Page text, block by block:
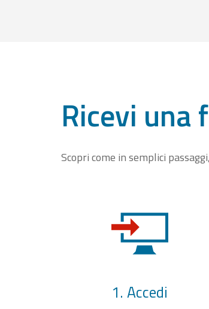
Ricevi una
Scopri come in semplici
1. Accedi